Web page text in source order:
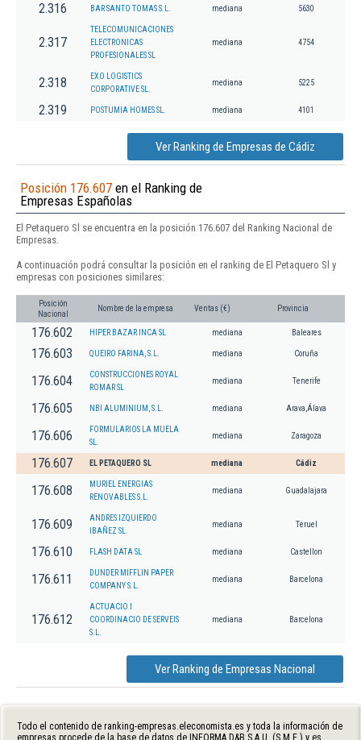
2.316 BAR SANTO TOMAS S.L. mediana 5630
2.317
TELECOMUNICACIONES
ELECTRONICAS
PROFESIONALES SL
mediana 4754
2.318
EXO LOGISTICS
CORPORATIVE SL.
mediana 5225
2.319 POSTUMIA HOMES SL. mediana 4101
Ver Ranking de Empresas de Cádiz
Posición 176.607 en el Ranking de
Empresas Españolas
El Petaquero Sl se encuentra en la posición 176.607 del Ranking Nacional de
Empresas.
A continuación podrá consultar la posición en el ranking de El Petaquero Sl y
empresas con posiciones similares:
Posición
Nacional
Nombre de la empresa Ventas (€) Provincia
176.602 HIPER BAZAR INCA SL mediana Baleares
176.603 QUEIRO FARINA, S.L. mediana Coruña
176.604
CONSTRUCCIONES ROYAL
ROMAR SL
mediana Tenerife
176.605 NBI ALUMINIUM, S.L. mediana Arava,Álava
176.606
FORMULARIOS LA MUELA
SL.
mediana Zaragoza
176.607 EL PETAQUERO SL mediana Cádiz
176.608
MURIEL ENERGIAS
RENOVABLES S.L.
mediana Guadalajara
176.609
ANDRES IZQUIERDO
IBAÑEZ SL.
mediana Teruel
176.610 FLASH DATA SL mediana Castellon
176.611
DUNDER MIFFLIN PAPER
COMPANY S.L.
mediana Barcelona
176.612
ACTUACIO I
COORDINACIO DE SERVEIS
S.L.
mediana Barcelona
Ver Ranking de Empresas Nacional
Todo el contenido de ranking-empresas.eleconomista.es y toda la información de
empresas procede de la base de datos de INFORMA D&B S.A.U. (S.M.E.) y es